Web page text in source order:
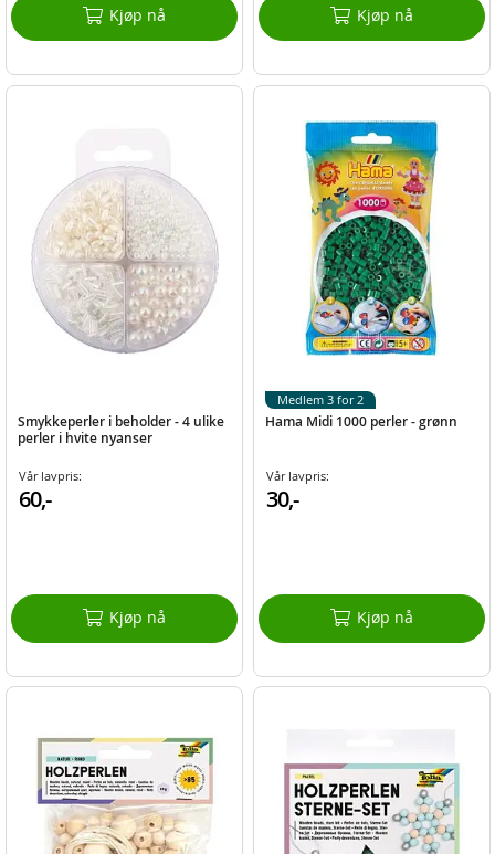
Kjøp nå Kjøp nå
Smykkeperler i beholder - 4 ulike
perler i hvite nyanser
Vår lavpris:
60,-
Kjøp nå
Hama Midi 1000 perler - grønn
Vår lavpris:
30,-
Kjøp nå
Medlem 3 for 2